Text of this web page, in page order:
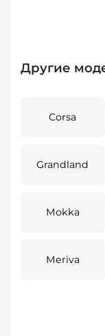
Другие
Corsa
Grandland
Mokka
Meriva